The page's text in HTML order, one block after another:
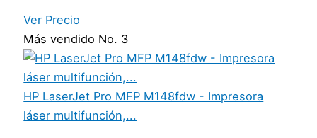
Ver Precio
Más vendido No. 3
HP LaserJet Pro MFP M148fdw - Impresora
láser multifunción,...